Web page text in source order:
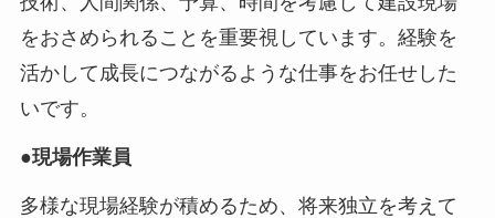
をおさめられることを重要視しています。経験を
活かして成長につながるような仕事をお任せした
いです。
●現場作業員
多様な現場経験が積めるため、将来独立を考えて